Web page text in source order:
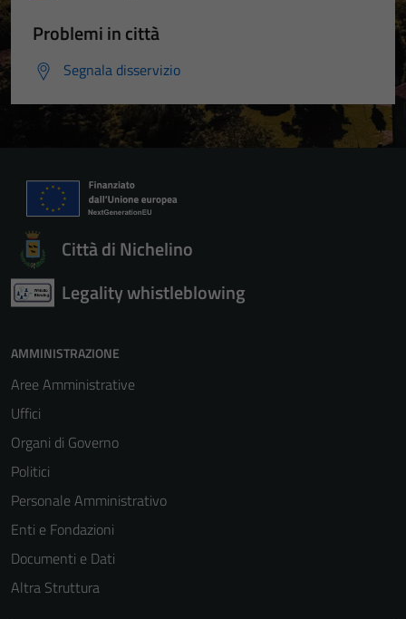
Problemi in città
Segnala disservizio
Città di Nichelino
Legality whistleblowing
AMMINISTRAZIONE
Aree Amministrative
Uffici
Organi di Governo
Politici
Personale Amministrativo
Enti e Fondazioni
Documenti e Dati
Altra Struttura